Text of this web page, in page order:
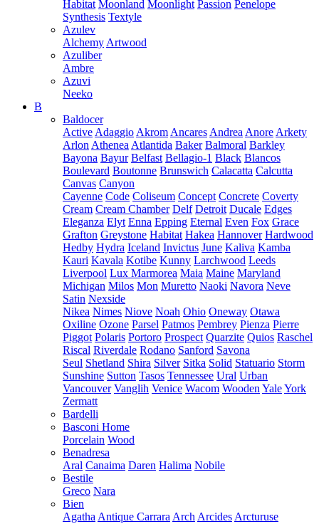
Habitat Moonland Moonlight Passion Penelope
Synthesis Textyle
Azulev
Alchemy Artwood
Azuliber
Ambre
Azuvi
Neeko
B
Baldocer
Active Adaggio Akrom Ancares Andrea Anore Arkety
Arlon Athenea Atlantida Baker Balmoral Barkley
Bayona Bayur Belfast Bellagio-1 Black Blancos
Boulevard Boutonne Brunswich Calacatta Calcutta
Canvas Canyon
Cayenne Code Coliseum Concept Concrete Coverty
Cream Cream Chamber Delf Detroit Ducale Edges
Eleganza Elyt Enna Epping Eternal Even Fox Grace
Grafton Greystone Habitat Hakea Hannover Hardwood
Hedby Hydra Iceland Invictus June Kaliva Kamba
Kauri Kavala Kotibe Kunny Larchwood Leeds
Liverpool Lux Marmorea Maia Maine Maryland
Michigan Milos Mon Muretto Naoki Navora Neve
Satin Nexside
Nikea Nimes Niove Noah Ohio Oneway Otawa
Oxiline Ozone Parsel Patmos Pembrey Pienza Pierre
Piggot Polaris Portoro Prospect Quarzite Quios Raschel
Riscal Riverdale Rodano Sanford Savona
Seul Shetland Shira Silver Sitka Solid Statuario Storm
Sunshine Sutton Tasos Tennessee Ural Urban
Vancouver Vanglih Venice Wacom Wooden YaleYork
Zermatt
Bardelli
Basconi Home
Porcelain Wood
Benadresa
Aral Canaima Daren Halima Nobile
Bestile
Greco Nara
Bien
Agatha Antique Carrara Arch Arcides Arcturuse